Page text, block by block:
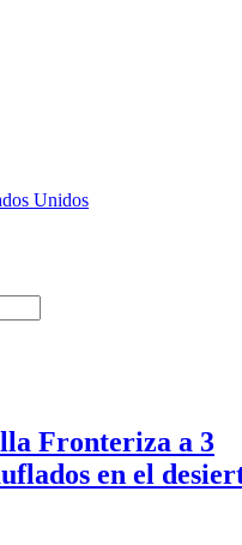
Unidos
Fronteriza a 3
en el